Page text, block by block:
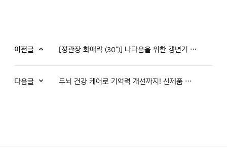
이전글 [정관장 화애락 (30")] 나다움을 위한 갱년기 터닝포인트, '화애락 터닝미'
다음글 두뇌 건강 케어로 기억력 개선까지! 신제품 화애락 와이즈미